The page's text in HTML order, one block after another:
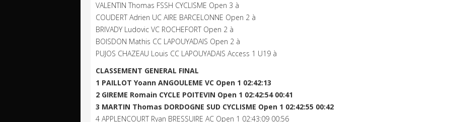
VALENTIN Thomas FSSH CYCLISME Open 3 à
COUDERT Adrien UC AIRE BARCELONNE Open 2 à
BRIVADY Ludovic VC ROCHEFORT Open 2 à
BOISDON Mathis CC LAPOUYADAIS Open 2 à
PUJOS CHAZEAU Louis CC LAPOUYADAIS Access 1 U19 à
CLASSEMENT GENERAL FINAL
1 PAILLOT Yoann ANGOULEME VC Open 1 02:42:13
2 GIREME Romain CYCLE POITEVIN Open 1 02:42:54 00:41
3 MARTIN Thomas DORDOGNE SUD CYCLISME Open 1 02:42:55 00:42
4 APPLENCOURT Ryan BRESSUIRE AC Open 1 02:43:09 00:56